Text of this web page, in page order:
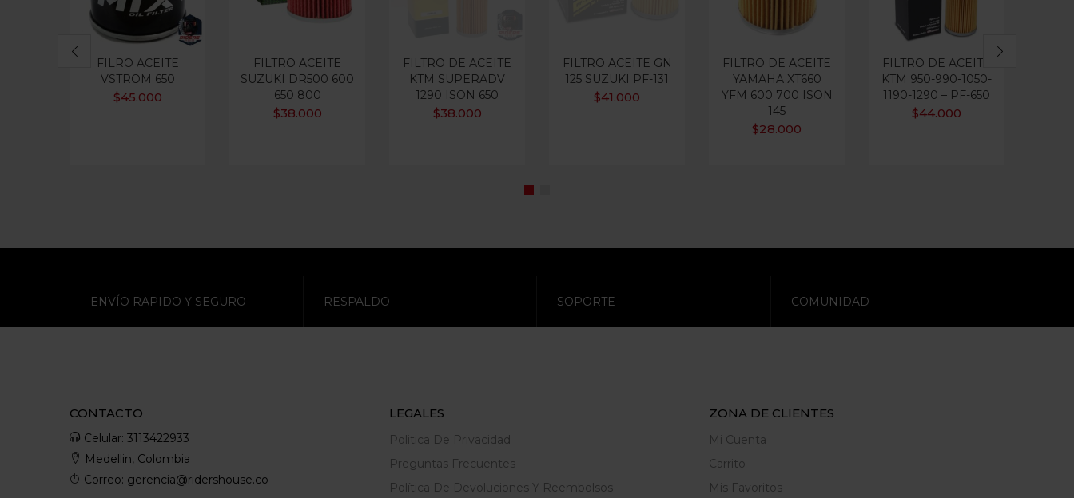
FILRO ACEITE
VSTROM 650
$45.000
FILTRO ACEITE
SUZUKI DR500 600
650 800
$38.000
FILTRO DE ACEITE
KTM SUPERADV
1290 ISON 650
$38.000
FILTRO ACEITE GN
125 SUZUKI PF-131
$41.000
FILTRO DE ACEITE
YAMAHA XT660
YFM 600 700 ISON
145
$28.000
FILTRO DE ACEITE
KTM 950-990-1050-
1190-1290 – PF-650
$44.000
ENVÍO RAPIDO Y SEGURO RESPALDO SOPORTE COMUNIDAD
CONTACTO
Celular: 3113422933
Medellin, Colombia
Correo: gerencia@ridershouse.co
LEGALES
Politica De Privacidad
Preguntas Frecuentes
Política De Devoluciones Y Reembolsos
ZONA DE CLIENTES
Mi Cuenta
Carrito
Mis Favoritos